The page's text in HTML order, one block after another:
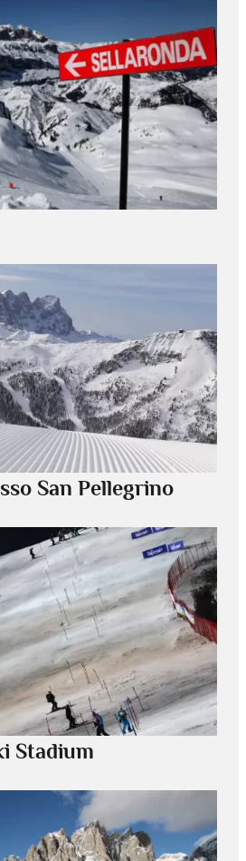
San Pellegrino
Stadium